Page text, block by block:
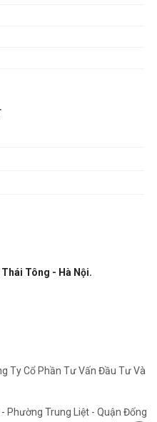
Tông - Hà Nội.
Ty Cổ Phần Tư Vấn Đầu Tư Và
Phường Trung Liệt - Quận Đống